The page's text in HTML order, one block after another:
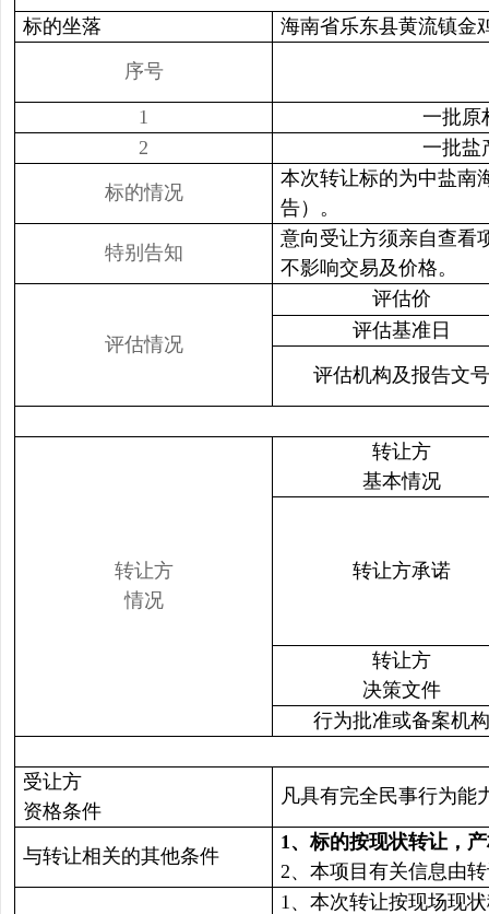
标的坐落 海南省乐东县黄流镇金
序号
1
一批原
2
一批盐
标的情况
本次转让标的为中盐南
告）。
特别告知
意向受让方须亲自查看
不影响交易及价格。
评估情况
评估价
评估基准日
评估机构及报告文号
转让方
情况
转让方
基本情况
转让方承诺
转让方
决策文件
行为批准或备案机构
受让方
资格条件
凡具有完全民事行为
与转让相关的其他条件
1、标的按现状转让，
2、本项目有关信息由
1、本次转让按现场现